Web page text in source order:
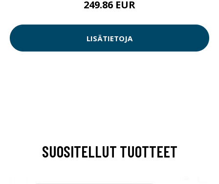
249.86 EUR
LISÄTIETOJA
SUOSITELLUT TUOTTEET